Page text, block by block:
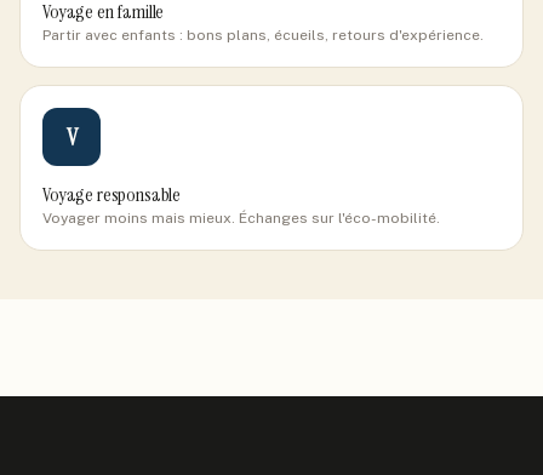
Voyage en famille
Partir avec enfants : bons plans, écueils, retours d'expérience.
V
Voyage responsable
Voyager moins mais mieux. Échanges sur l'éco-mobilité.